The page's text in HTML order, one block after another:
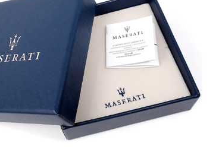
ADICIONAR AOS FAVORITOS
Comprimento
Fecho
Gancho